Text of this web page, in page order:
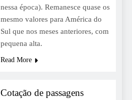
nessa época). Remanesce quase os
mesmo valores para América do
Sul que nos meses anteriores, com
pequena alta.
Read More
Cotação de passagens